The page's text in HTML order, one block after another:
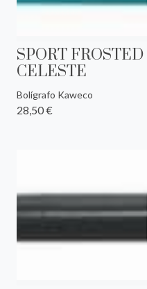
SPORT FROSTED
CELESTE
Bolígrafo Kaweco
28,50 €